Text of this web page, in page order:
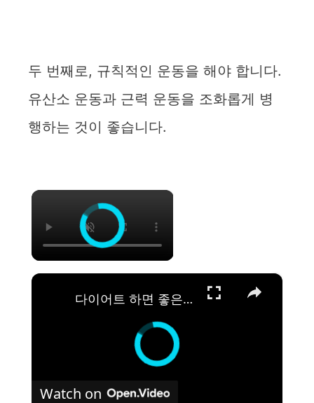
두 번째로, 규칙적인 운동을 해야 합니다.
유산소 운동과 근력 운동을 조화롭게 병
행하는 것이 좋습니다.
×
×
다이어트 하면 좋은 점 12가지 궁금하세요?
Watch on